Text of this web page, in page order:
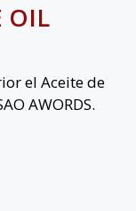
OIL
el Aceite de
AWORDS.